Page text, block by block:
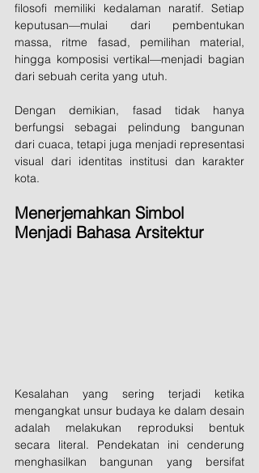
filosofi memiliki kedalaman naratif. Setiap
keputusan—mulai dari pembentukan
massa, ritme fasad, pemilihan material,
hingga komposisi vertikal—menjadi bagian
dari sebuah cerita yang utuh.
Dengan demikian, fasad tidak hanya
berfungsi sebagai pelindung bangunan
dari cuaca, tetapi juga menjadi representasi
visual dari identitas institusi dan karakter
kota.
Menerjemahkan Simbol
Menjadi Bahasa Arsitektur
Kesalahan yang sering terjadi ketika
mengangkat unsur budaya ke dalam desain
adalah melakukan reproduksi bentuk
secara literal. Pendekatan ini cenderung
menghasilkan bangunan yang bersifat